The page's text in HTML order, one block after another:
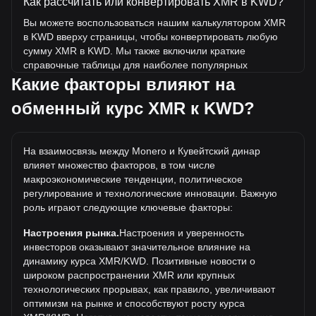
Вы можете воспользоваться нашим калькулятором XMR
в KWD вверху страницы, чтобы конвертировать любую
сумму XMR в KWD. Мы также включили краткие
справочные таблицы для наиболее популярных
конвертаций. Например, 5 KWD эквивалентны 0.04242
XMR, а 5 XMR будут стоить около 589.38KWD.
Какова самая высокая цена XMR/KWD в истории?
составляет د.ك245.43. Еще неизвестно, превысит ли
стоимость 1 XMR в KWD текущий исторический
максимум.
Какова динамика цен в KWD?
За последние 7 дней обменный курс Monero (XMR)
Monero (XMR) вырос на 21.45% по отношению к
следующей валюте: Кувейтский динар (KWD).
Какие факторы влияют на
обменный курс XMR к KWD?
На взаимосвязь между Monero и Кувейтский динар
влияет множество факторов, в том числе
макроэкономические тенденции, политическое
регулирование и технологические инновации. Важную
роль играют следующие ключевые факторы:
Настроения рынка.Настроения и уверенность
инвесторов оказывают значительное влияние на
динамику курса XMR/KWD. Позитивные новости о
широком распространении XMR или крупных
технологических прорывах, как правило, увеличивают
оптимизм на рынке и способствуют росту курса